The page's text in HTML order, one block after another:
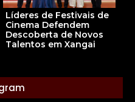
Líderes de Festivais de
Cinema Defendem
Descoberta de Novos
Talentos em Xangai